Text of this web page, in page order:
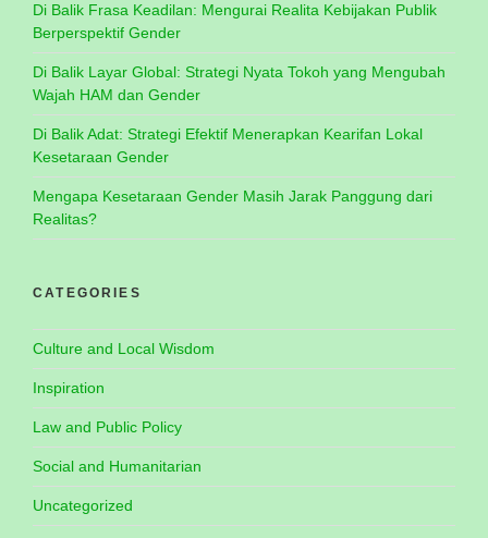
Di Balik Frasa Keadilan: Mengurai Realita Kebijakan Publik
Berperspektif Gender
Di Balik Layar Global: Strategi Nyata Tokoh yang Mengubah
Wajah HAM dan Gender
Di Balik Adat: Strategi Efektif Menerapkan Kearifan Lokal
Kesetaraan Gender
Mengapa Kesetaraan Gender Masih Jarak Panggung dari
Realitas?
CATEGORIES
Culture and Local Wisdom
Inspiration
Law and Public Policy
Social and Humanitarian
Uncategorized